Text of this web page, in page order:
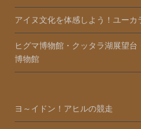
アイヌ文化を体感しよう！ユーカ
ヒグマ博物館・クッタラ湖展望
博物館
ヨ～イドン！アヒルの競走